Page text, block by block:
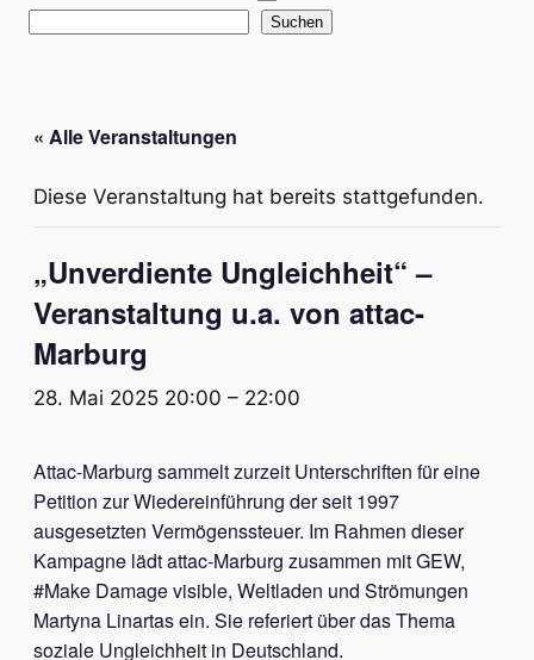
e
Suchen
« Alle Veranstaltungen
Diese Veranstaltung hat bereits stattgefunden.
„Unverdiente Ungleichheit“ –
Veranstaltung u.a. von attac-
Marburg
28. Mai 2025 20:00 – 22:00
Attac-Marburg sammelt zurzeit Unterschriften für eine
Petition zur Wiedereinführung der seit 1997
ausgesetzten Vermögenssteuer. Im Rahmen dieser
Kampagne lädt attac-Marburg zusammen mit GEW,
#Make Damage visible, Weltladen und Strömungen
Martyna Linartas ein. Sie referiert über das Thema
soziale Ungleichheit in Deutschland.